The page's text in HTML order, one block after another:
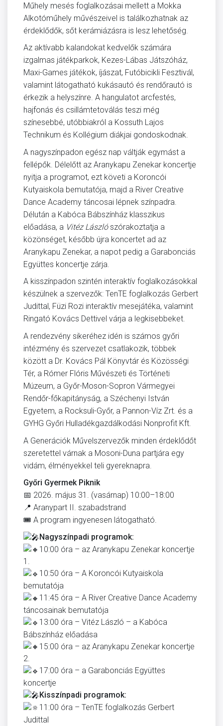
Műhely mesés foglalkozásai mellett a Mokka
Alkotóműhely művészeivel is találkozhatnak az
érdeklődők, sőt kerámiázásra is lesz lehetőség.
Az aktívabb kalandokat kedvelők számára
izgalmas játékparkok, Kezes-Lábas Játszóház,
Maxi-Games játékok, íjászat, Futóbicikli Fesztivál,
valamint látogatható kukásautó és rendőrautó is
érkezik a helyszínre. A hangulatot arcfestés,
hajfonás és csillámtetoválás teszi még
színesebbé, utóbbiakról a Kossuth Lajos
Technikum és Kollégium diákjai gondoskodnak.
A nagyszínpadon egész nap váltják egymást a
fellépők. Délelőtt az Aranykapu Zenekar koncertje
nyitja a programot, ezt követi a Koroncói
Kutyaiskola bemutatója, majd a River Creative
Dance Academy táncosai lépnek színpadra.
Délután a Kabóca Bábszínház klasszikus
előadása, a Vitéz Lászlószórakoztatja a
közönséget, később újra koncertet ad az
Aranykapu Zenekar, a napot pedig a Garabonciás
Együttes koncertje zárja.
A kisszínpadon szintén interaktív foglalkozásokkal
készülnek a szervezők: TenTE foglalkozás Gerbert
Judittal, Füzi Rozi interaktív mesejátéka, valamint
Ringató Kovács Dettivel várja a legkisebbeket.
A rendezvény sikeréhez idén is számos győri
intézmény és szervezet csatlakozik, többek
között a Dr. Kovács Pál Könyvtár és Közösségi
Tér, a Rómer Flóris Művészeti és Történeti
Múzeum, a Győr-Moson-Sopron Vármegyei
Rendőr-főkapitányság, a Széchenyi István
Egyetem, a Rocksuli-Győr, a Pannon-Víz Zrt. és a
GYHG Győri Hulladékgazdálkodási Nonprofit Kft.
A Generációk Művelszervezők minden érdeklődőt
szeretettel várnak a Mosoni-Duna partjára egy
vidám, élményekkel teli gyereknapra.
Győri Gyermek Piknik
📅 2026. május 31. (vasárnap) 10:00–18:00
📍 Aranypart II. szabadstrand
🎟️ A program ingyenesen látogatható.
Nagyszínpadi programok:
10:00 óra – az Aranykapu Zenekar koncertje
1.
10:50 óra – A Koroncói Kutyaiskola
bemutatója
11:45 óra – A River Creative Dance Academy
táncosainak bemutatója
13:00 óra – Vitéz László – a Kabóca
Bábszínház előadása
15:00 óra – az Aranykapu Zenekar koncertje
2.
17:00 óra – a Garabonciás Együttes
koncertje
Kisszínpadi programok:
11:00 óra – TenTE foglalkozás Gerbert
Judittal